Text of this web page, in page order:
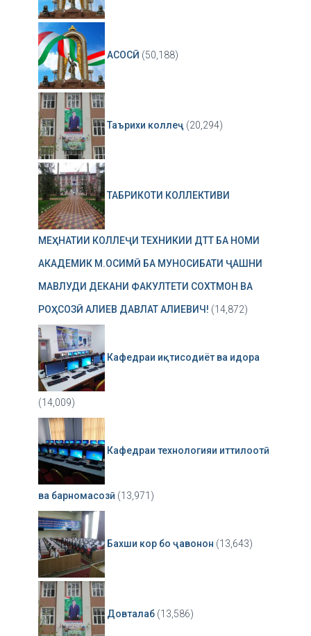
АСОСӢ (50,188)
Таърихи коллеҷ (20,294)
ТАБРИКОТИ КОЛЛЕКТИВИ
МЕҲНАТИИ КОЛЛЕҶИ ТЕХНИКИИ ДТТ БА НОМИ
АКАДЕМИК М.ОСИМӢ БА МУНОСИБАТИ ҶАШНИ
МАВЛУДИ ДЕКАНИ ФАКУЛТЕТИ СОХТМОН ВА
РОҲСОЗӢ АЛИЕВ ДАВЛАТ АЛИЕВИЧ! (14,872)
Кафедраи иқтисодиёт ва идора
(14,009)
Кафедраи технологияи иттилоотӣ
ва барномасозӣ (13,971)
Бахши кор бо ҷавонон (13,643)
Довталаб (13,586)